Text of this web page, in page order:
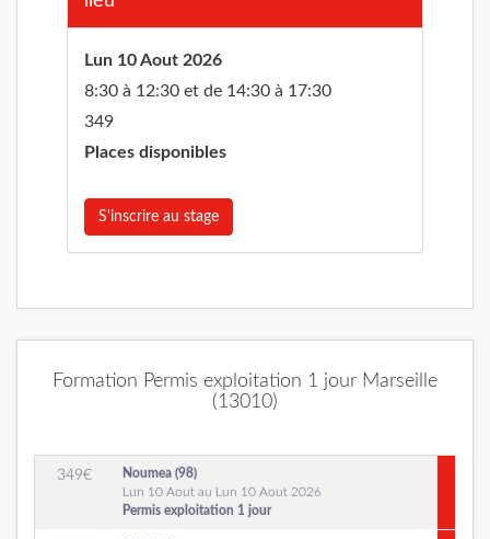
Lun 10 Aout 2026
8:30 à 12:30 et de 14:30 à 17:30
349
Places disponibles
S'inscrire au stage
Formation Permis exploitation 1 jour Marseille
(13010)
349€
Noumea (98)
Lun 10 Aout au Lun 10 Aout 2026
Permis exploitation 1 jour